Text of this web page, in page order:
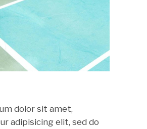
dolor sit amet,
adipisicing elit, sed do